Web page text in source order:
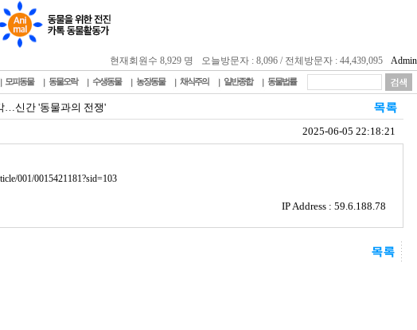
현재회원수 8,929 명 오늘방문자 : 8,096 / 전체방문자 : 44,439,095 Admin
모피동물 동물오락 수생동물 농장동물 채식주의 일반종합 동물법률
…신간 '동물과의 전쟁'
2025-06-05 22:18:21
001/0015421181?sid=103
IP Address : 59.6.188.78